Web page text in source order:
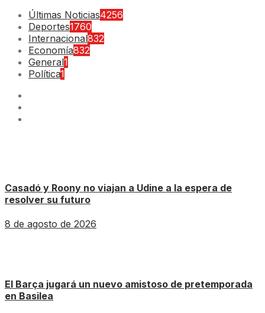
Últimas Noticias4256
Deportes1760
Internacional832
Economía832
General1
Política1
Casadó y Roony no viajan a Udine a la espera de
resolver su futuro
8 de agosto de 2026
El Barça jugará un nuevo amistoso de pretemporada
en Basilea